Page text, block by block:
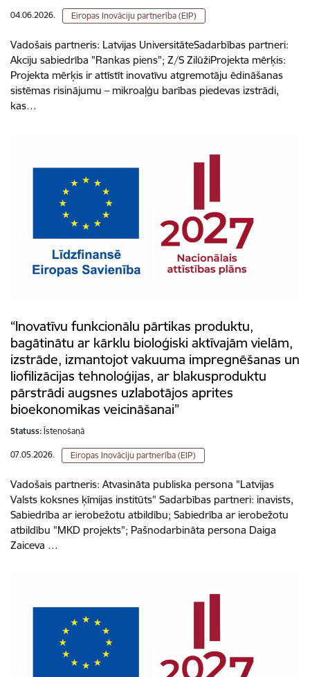
04.06.2026. Eiropas Inovāciju partnerība (EIP)
Vadošais partneris: Latvijas UniversitāteSadarbības partneri:
Akciju sabiedrība "Rankas piens"; Z/S ZilūžiProjekta mērķis:
Projekta mērķis ir attīstīt inovatīvu atgremotāju ēdināšanas
sistēmas risinājumu – mikroaļģu barības piedevas izstrādi,
kas…
“Inovatīvu funkcionālu pārtikas produktu,
bagātinātu ar kārklu bioloģiski aktīvajām vielām,
izstrāde, izmantojot vakuuma impregnēšanas un
liofilizācijas tehnoloģijas, ar blakusproduktu
pārstrādi augsnes uzlabotājos aprites
bioekonomikas veicināšanai”
Statuss: Īstenošanā
07.05.2026. Eiropas Inovāciju partnerība (EIP)
Vadošais partneris: Atvasināta publiska persona "Latvijas
Valsts koksnes ķīmijas institūts" Sadarbības partneri: inavists,
Sabiedrība ar ierobežotu atbildību; Sabiedrība ar ierobežotu
atbildību "MKD projekts"; Pašnodarbināta persona Daiga
Zaiceva …